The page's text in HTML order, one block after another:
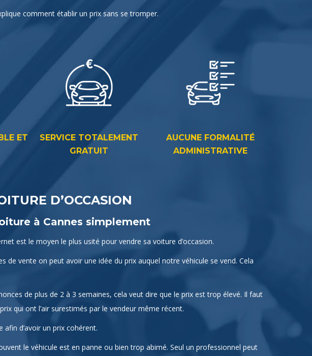
comment établir un prix sans se tromper.
ET
SERVICE TOTALEMENT
GRATUIT
AUCUNE FORMALITÉ
ADMINISTRATIVE
D’OCCASION
à Cannes simplement
est le moyen le plus usité pour vendre sa voiture d’occasion.
de vente on peut avoir une idée du prix auquel notre véhicule se vend. Cela
de plus de 2 à 3 semaines, cela veut dire que le prix est trop élevé. Il faut
qui ont l’air surestimés par le vendeur même récent.
d’avoir un prix cohérent.
le véhicule est en panne ou bien trop abimé. Seul un professionnel peut